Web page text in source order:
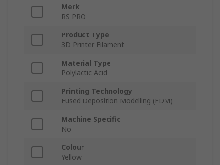
Merk
RS PRO
Product Type
3D Printer Filament
Material Type
Polylactic Acid
Printing Technology
Fused Deposition Modelling (FDM)
Machine Specific
No
Colour
Yellow